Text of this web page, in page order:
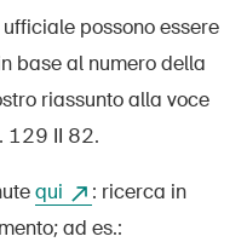
possono essere
base al numero della
riassunto alla voce
129 II 82.
qui
: ricerca in
ad es.: